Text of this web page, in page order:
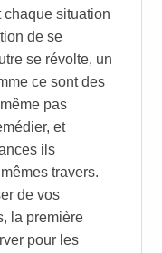
chaque situation
de se
se révolte, un
ce sont des
pas
et
ils
travers.
de vos
la première
pour les